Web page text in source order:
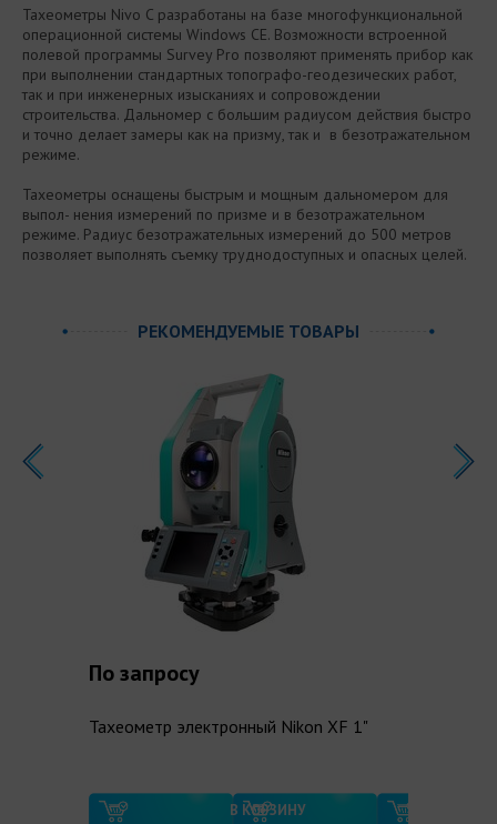
Тахеометры Nivo C разработаны на базе многофункциональной
операционной системы Windows CE. Возможности встроенной
полевой программы Survey Pro позволяют применять прибор как
при выполнении стандартных топографо-геодезических работ,
так и при инженерных изысканиях и сопровождении
строительства. Дальномер с большим радиусом действия быстро
и точно делает замеры как на призму, так и в безотражательном
режиме.
Тахеометры оснащены быстрым и мощным дальномером для
выпол- нения измерений по призме и в безотражательном
режиме. Радиус безотражательных измерений до 500 метров
позволяет выполнять съемку труднодоступных и опасных целей.
РЕКОМЕНДУЕМЫЕ ТОВАРЫ
По запросу
Тахеометр электронный Nikon XF 1"
В КОРЗИНУ